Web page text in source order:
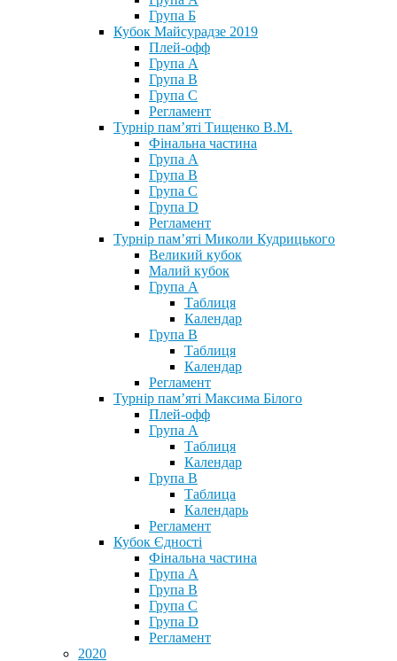
Група Б
Кубок Майсурадзе 2019
Плей-офф
Група А
Група В
Група С
Регламент
Турнір пам’яті Тищенко В.М.
Фінальна частина
Група А
Група В
Група С
Група D
Регламент
Турнір пам’яті Миколи Кудрицького
Великий кубок
Малий кубок
Група А
Таблиця
Календар
Група В
Таблиця
Календар
Регламент
Турнір пам’яті Максима Білого
Плей-офф
Група А
Таблиця
Календар
Група В
Таблица
Календарь
Регламент
Кубок Єдності
Фінальна частина
Група А
Група В
Група С
Група D
Регламент
2020